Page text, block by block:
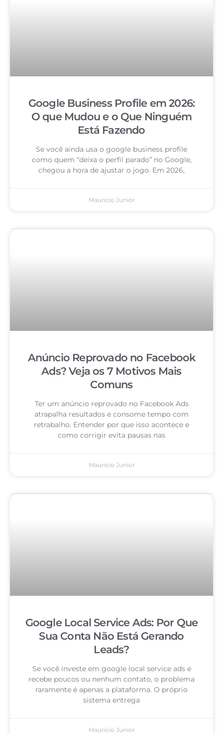
Google Business Profile em 2026:
O que Mudou e o Que Ninguém
Está Fazendo
Se você ainda usa o google business profile
como quem “deixa o perfil parado” no Google,
chegou a hora de ajustar o jogo. Em 2026,
Mauricio Junior
Anúncio Reprovado no Facebook
Ads? Veja os 7 Motivos Mais
Comuns
Ter um anúncio reprovado no Facebook Ads
atrapalha resultados e consome tempo com
retrabalho. Entender por que isso acontece e
como corrigir evita pausas nas
Mauricio Junior
Google Local Service Ads: Por Que
Sua Conta Não Está Gerando
Leads?
Se você investe em google local service ads e
recebe poucos ou nenhum contato, o problema
raramente é apenas a plataforma. O próprio
sistema entrega
Mauricio Junior